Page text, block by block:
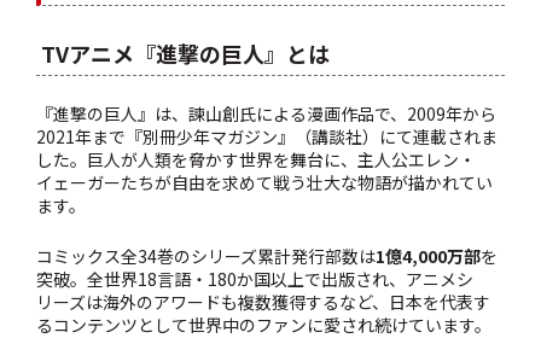
TVアニメ『進撃の巨人』とは
『進撃の巨人』は、諫山創氏による漫画作品で、2009年から
2021年まで『別冊少年マガジン』（講談社）にて連載されま
した。巨人が人類を脅かす世界を舞台に、主人公エレン・
イェーガーたちが自由を求めて戦う壮大な物語が描かれてい
ます。
コミックス全34巻のシリーズ累計発行部数は1億4,000万部を
突破。全世界18言語・180か国以上で出版され、アニメシ
リーズは海外のアワードも複数獲得するなど、日本を代表す
るコンテンツとして世界中のファンに愛され続けています。